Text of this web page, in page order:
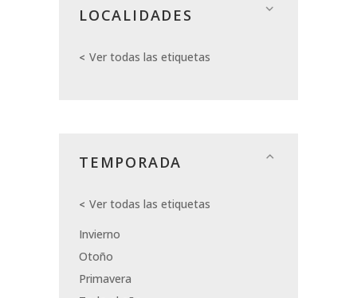
LOCALIDADES
Ver todas las etiquetas
TEMPORADA
Ver todas las etiquetas
Invierno
Otoño
Primavera